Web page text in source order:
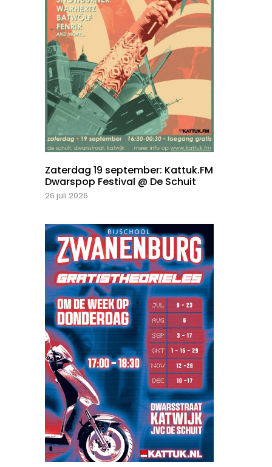
Zaterdag 19 september: Kattuk.FM
Dwarspop Festival @ De Schuit
26 juli 2026